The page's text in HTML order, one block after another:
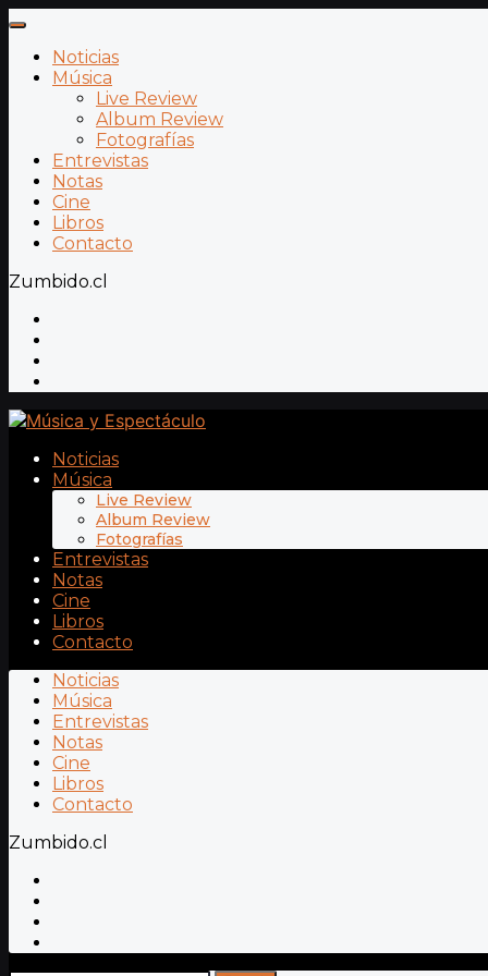
Noticias
Música
Live Review
Album Review
Fotografías
Entrevistas
Notas
Cine
Libros
Contacto
Zumbido.cl
Noticias
Música
Live Review
Album Review
Fotografías
Entrevistas
Notas
Cine
Libros
Contacto
Noticias
Música
Entrevistas
Notas
Cine
Libros
Contacto
Zumbido.cl